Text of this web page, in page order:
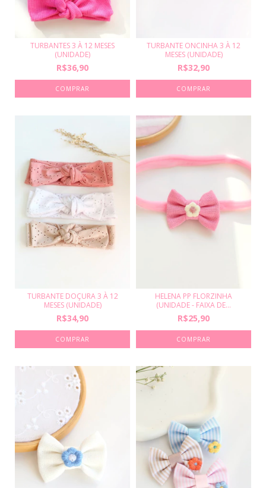
TURBANTES 3 À 12 MESES
(UNIDADE)
R$36,90
COMPRAR
TURBANTE ONCINHA 3 À 12
MESES (UNIDADE)
R$32,90
TURBANTE DOÇURA 3 À 12
MESES (UNIDADE)
R$34,90
COMPRAR
HELENA PP FLORZINHA
(UNIDADE - FAIXA DE...
R$25,90